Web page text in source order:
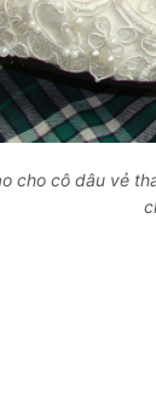
cho cô dâu vẻ